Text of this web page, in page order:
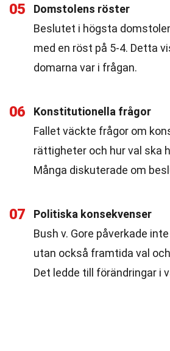
05
Domstolens röster
Beslutet i högsta
med en röst på 5-4. Detta
domarna var i frågan.
06
Konstitutionella frågor
Fallet väckte frågor om
rättigheter och hur val ska
Många diskuterade om
07
Politiska konsekvenser
Bush v. Gore påverkade
utan också framtida val
Det ledde till förändringar i